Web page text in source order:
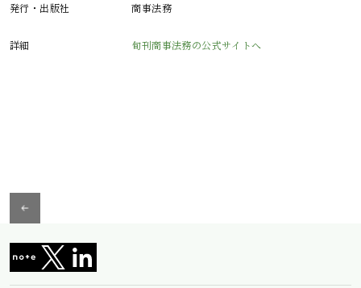
発行・出版社 商事法務
詳細 旬刊商事法務の公式サイトへ